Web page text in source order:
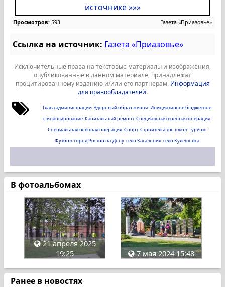
источнике »»»
Просмотров: 593 Газета «Приазовье»
Ссылка на источник: Газета «Приазовье»
Исключительные права на текстовые материалы и изображения,
опубликованные в данном материале, принадлежат
процитированному изданию и/или его партнерам. Информация
для правообладателей.
Глава администрации Здоровый образ жизни Инициативное бюджетное
финансирование Капитальный ремонт Специальная военная операция
Специальная военная операция Спорт Строительство школ Туризм
Футбол город Ростов-на-Дону село Кагальник село Кулешовка
В фотоальбомах
21 апреля 2025
19:25
7 мая 2024 15:48
Ранее в новостях